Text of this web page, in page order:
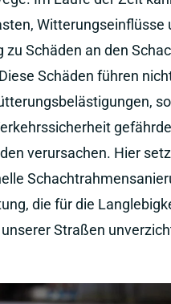
Witterungseinflüsse
zu Schäden an den
Schäden führen
verursachen. Hier
die für die
Straßen